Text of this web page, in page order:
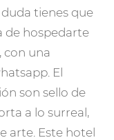
tienes que
de hospedarte
con una
El
son sello de
a lo surreal,
arte. Este hotel